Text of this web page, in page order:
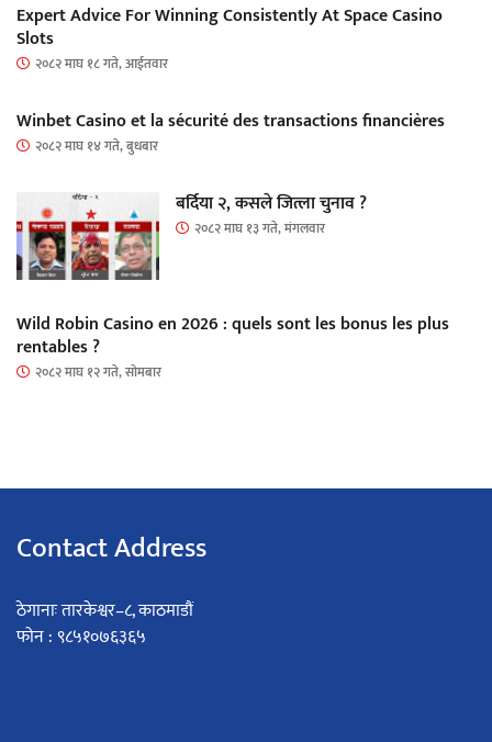
Expert Advice For Winning Consistently At Space Casino
Slots
२०८२ माघ १८ गते, आईतवार
Winbet Casino et la sécurité des transactions financières
२०८२ माघ १४ गते, बुधबार
बर्दिया २, कसले जित्ला चुनाव ?
२०८२ माघ १३ गते, मंगलवार
Wild Robin Casino en 2026 : quels sont les bonus les plus
rentables ?
२०८२ माघ १२ गते, सोमबार
Contact Address
ठेगानाः तारकेश्वर–८, काठमाडौं
फोन : ९८५१०७६३६५